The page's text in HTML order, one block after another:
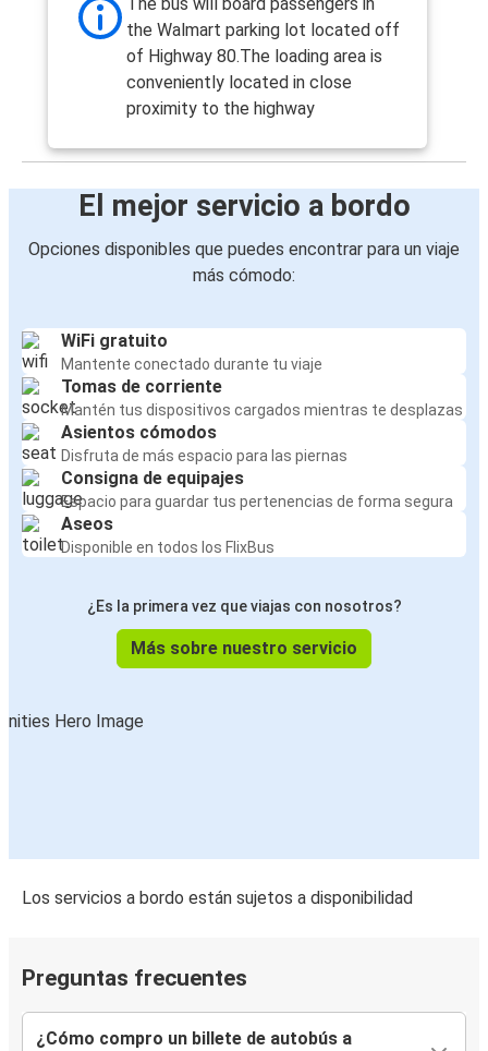
the Walmart parking lot located off
of Highway 80.The loading area is
conveniently located in close
proximity to the highway
El mejor servicio a bordo
Opciones disponibles que puedes encontrar para un viaje
más cómodo:
WiFi gratuito
Mantente conectado durante tu viaje
Tomas de corriente
Mantén tus dispositivos cargados mientras te desplazas
Asientos cómodos
Disfruta de más espacio para las piernas
Consigna de equipajes
Espacio para guardar tus pertenencias de forma segura
Aseos
Disponible en todos los FlixBus
¿Es la primera vez que viajas con nosotros?
Más sobre nuestro servicio
Los servicios a bordo están sujetos a disponibilidad
Preguntas frecuentes
¿Cómo compro un billete de autobús a